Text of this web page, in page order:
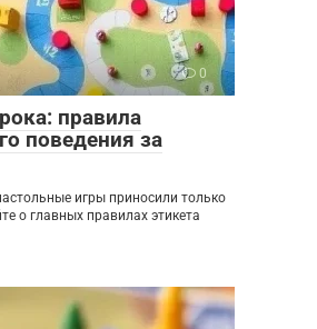
0
правила
поведения за
игры приносили только
о главных правилах этикета